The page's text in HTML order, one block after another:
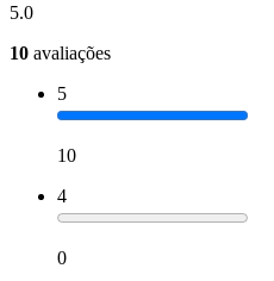
5.0
10 avaliações
5
10
4
0